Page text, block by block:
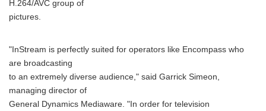
H.264/AVC group of
pictures.
"InStream is perfectly suited for operators like Encompass who
are broadcasting
to an extremely diverse audience," said Garrick Simeon,
managing director of
General Dynamics Mediaware. "In order for television